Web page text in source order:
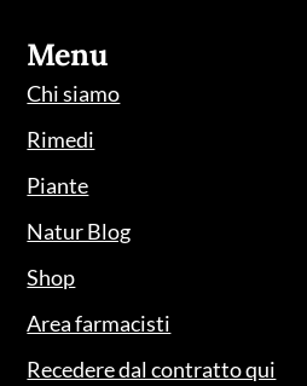
Menu
Chi siamo
Rimedi
Piante
Natur Blog
Shop
Area farmacisti
Recedere dal contratto qui